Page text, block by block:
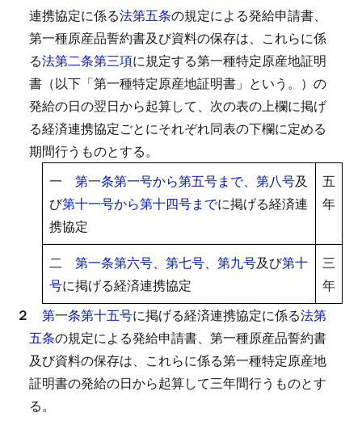
連携協定に係る法第五条の規定による発給申請書、
第一種原産品誓約書及び資料の保存は、これらに係
る法第二条第三項に規定する第一種特定原産地証明
書（以下「第一種特定原産地証明書」という。）の
発給の日の翌日から起算して、次の表の上欄に掲げ
る経済連携協定ごとにそれぞれ同表の下欄に定める
期間行うものとする。
一 第一条第一号から第五号まで、 第八号及
び第十一号から第十四号までに掲げる経済連
携協定
五
年
二 第一条第六号、 第七号、 第九号及び第十
号に掲げる経済連携協定
三
年
２ 第一条第十五号に掲げる経済連携協定に係る法第
五条の規定による発給申請書、第一種原産品誓約書
及び資料の保存は、これらに係る第一種特定原産地
証明書の発給の日から起算して三年間行うものとす
る。